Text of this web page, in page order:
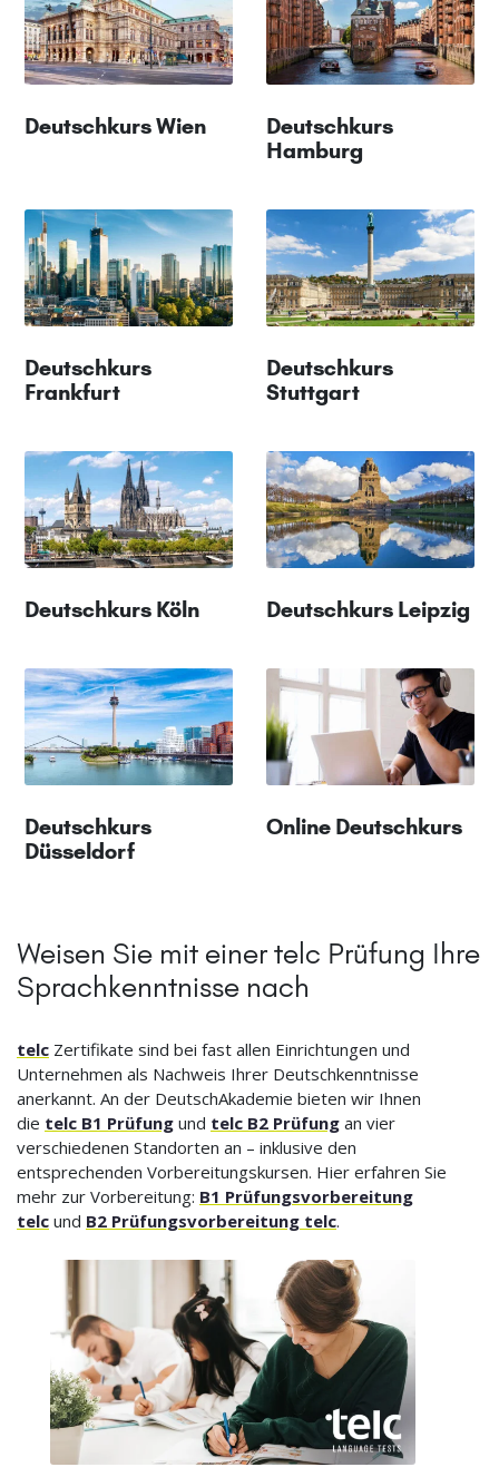
Deutschkurs Wien
Deutschkurs
Hamburg
Deutschkurs
Frankfurt
Deutschkurs
Stuttgart
Deutschkurs Köln Deutschkurs Leipzig
Deutschkurs
Düsseldorf
Online Deutschkurs
Weisen Sie mit einer telc Prüfung Ihre
Sprachkenntnisse nach
telc Zertifikate sind bei fast allen Einrichtungen und
Unternehmen als Nachweis Ihrer Deutschkenntnisse
anerkannt. An der DeutschAkademie bieten wir Ihnen
die telc B1 Prüfung und telc B2 Prüfung an vier
verschiedenen Standorten an – inklusive den
entsprechenden Vorbereitungskursen. Hier erfahren Sie
mehr zur Vorbereitung: B1 Prüfungsvorbereitung
telc und B2 Prüfungsvorbereitung telc.